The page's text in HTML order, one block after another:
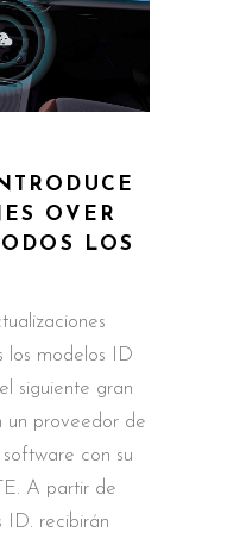
OVER
LOS
los modelos ID
siguiente gran
un proveedor de
con su
A partir de
ID. recibirán